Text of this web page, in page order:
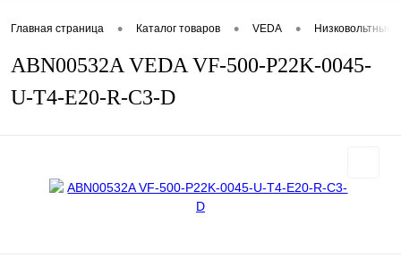
Главная страница • Каталог товаров • VEDA •
ABN00532A VEDA VF-500-P22K-0045-
U-T4-E20-R-C3-D